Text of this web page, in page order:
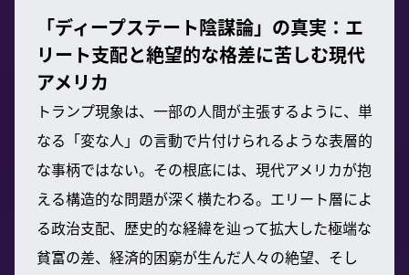
「ディープステート陰謀論」の真実：エ
リート支配と絶望的な格差に苦しむ現代
アメリカ
トランプ現象は、一部の人間が主張するように、単
なる「変な人」の言動で片付けられるような表層的
な事柄ではない。その根底には、現代アメリカが抱
える構造的な問題が深く横たわる。エリート層によ
る政治支配、歴史的な経緯を辿って拡大した極端な
貧富の差、経済的困窮が生んだ人々の絶望、そし